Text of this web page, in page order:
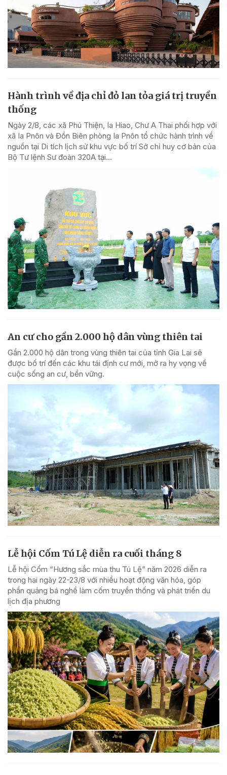
Hành trình về địa chỉ đỏ lan tỏa giá trị truyền
thống
Ngày 2/8, các xã Phú Thiện, Ia Hiao, Chư A Thai phối hợp với
xã Ia Pnôn và Đồn Biên phòng Ia Pnôn tổ chức hành trình về
nguồn tại Di tích lịch sử khu vực bố trí Sở chỉ huy cơ bản của
Bộ Tư lệnh Sư đoàn 320A tại...
An cư cho gần 2.000 hộ dân vùng thiên tai
Gần 2.000 hộ dân trong vùng thiên tai của tỉnh Gia Lai sẽ
được bố trí đến các khu tái định cư mới, mở ra hy vọng về
cuộc sống an cư, bền vững.
Lễ hội Cốm Tú Lệ diễn ra cuối tháng 8
Lễ hội Cốm “Hương sắc mùa thu Tú Lệ” năm 2026 diễn ra
trong hai ngày 22-23/8 với nhiều hoạt động văn hóa, góp
phần quảng bá nghề làm cốm truyền thống và phát triển du
lịch địa phương